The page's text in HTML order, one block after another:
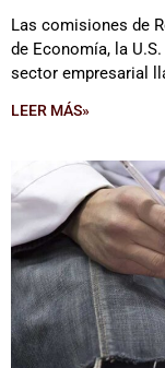
Las comisiones de
de Economía, la
sector empresarial
LEER MÁS»